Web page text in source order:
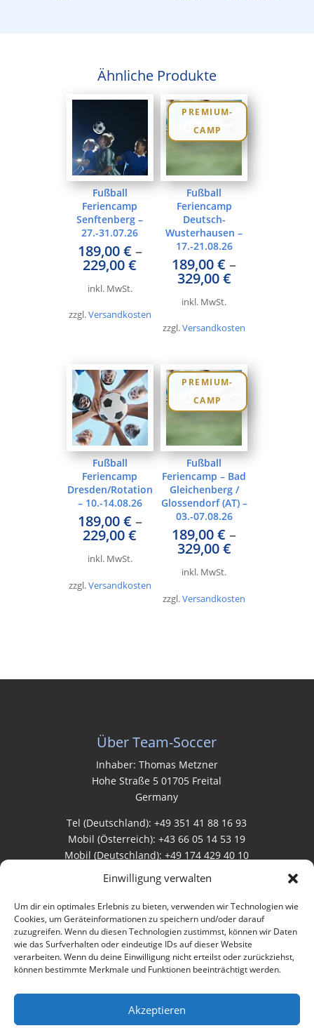
Einwilligung verwalten
Um dir ein optimales Erlebnis zu bieten, verwenden wir Technologien wie
Cookies, um Geräteinformationen zu speichern und/oder darauf
zuzugreifen. Wenn du diesen Technologien zustimmst, können wir Daten
wie das Surfverhalten oder eindeutige IDs auf dieser Website
verarbeiten. Wenn du deine Einwilligung nicht erteilst oder zurückziehst,
können bestimmte Merkmale und Funktionen beeinträchtigt werden.
Akzeptieren
Ähnliche Produkte
Fußball
Feriencamp
Senftenberg –
27.-31.07.26
189,00€ –
229,00€
inkl. MwSt.
zzgl.Versandkosten
PREMIUM-
CAMP
Fußball
Feriencamp
Deutsch-
Wusterhausen –
17.-21.08.26
189,00€ –
329,00€
inkl. MwSt.
zzgl.Versandkosten
Fußball
Feriencamp
Dresden/Rotation
– 10.-14.08.26
189,00€ –
229,00€
inkl. MwSt.
zzgl.Versandkosten
PREMIUM-
CAMP
Fußball
Feriencamp – Bad
Gleichenberg /
Glossendorf (AT) –
03.-07.08.26
189,00€ –
329,00€
inkl. MwSt.
zzgl.Versandkosten
Über Team-Soccer
Inhaber: Thomas Metzner
Hohe Straße 5 01705 Freital
Germany
Tel (Deutschland): +49 351 41 88 16 93
Mobil (Österreich): +43 66 05 14 53 19
Mobil (Deutschland): +49 174 429 40 10
Rechtliches
AGB
Datenschutz
Bewertungen